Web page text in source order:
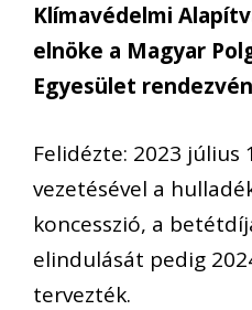
Klímavédelmi
elnöke a Magyar
Egyesület
Felidézte: 2023
vezetésével a
koncesszió, a
elindulását pedig
tervezték.